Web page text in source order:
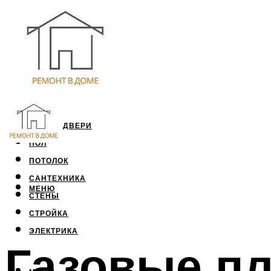
ОКНА И ДВЕРИ
ПОЛ
ПОТОЛОК
САНТЕХНИКА
СТЕНЫ
СТРОЙКА
ЭЛЕКТРИКА
МЕНЮ